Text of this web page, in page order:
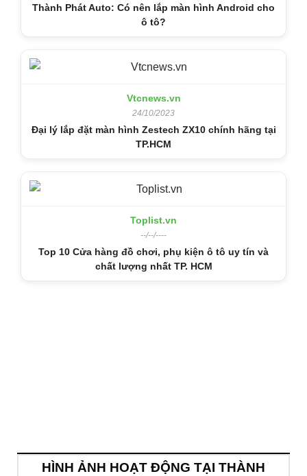
Thành Phát Auto: Có nên lắp màn hình Android cho
ô tô?
Vtcnews.vn
24/10/2023
Đại lý lắp đặt màn hình Zestech ZX10 chính hãng tại
TP.HCM
Toplist.vn
--/--/----
Top 10 Cửa hàng đồ chơi, phụ kiện ô tô uy tín và
chất lượng nhất TP. HCM
HÌNH ẢNH HOẠT ĐỘNG TẠI THÀNH